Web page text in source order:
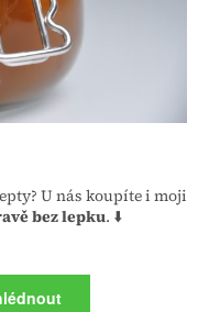
U nás koupíte i moji
bez lepku. ⬇️